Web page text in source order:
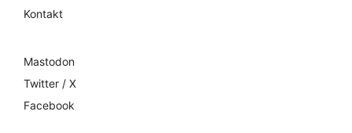
Kontakt
Mastodon
Twitter / X
Facebook